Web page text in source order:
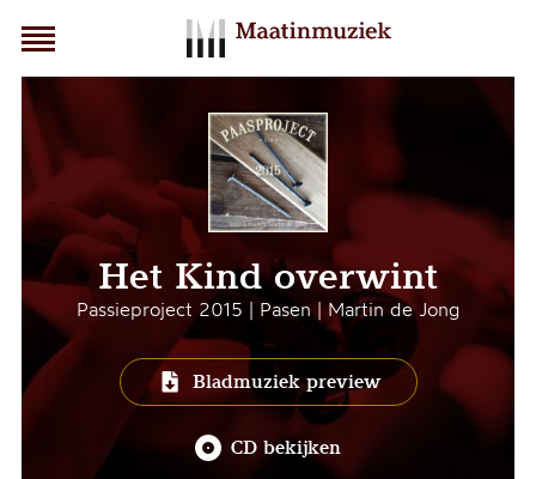
Het Kind overwint
Passieproject 2015 | Pasen | Martin de Jong
Bladmuziek preview
CD bekijken